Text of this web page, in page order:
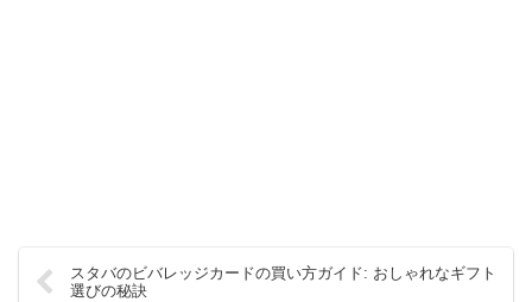
スタバのビバレッジカードの買い方ガイド: おしゃれなギフト
選びの秘訣